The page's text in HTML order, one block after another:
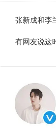
张新成和李
有网友说这